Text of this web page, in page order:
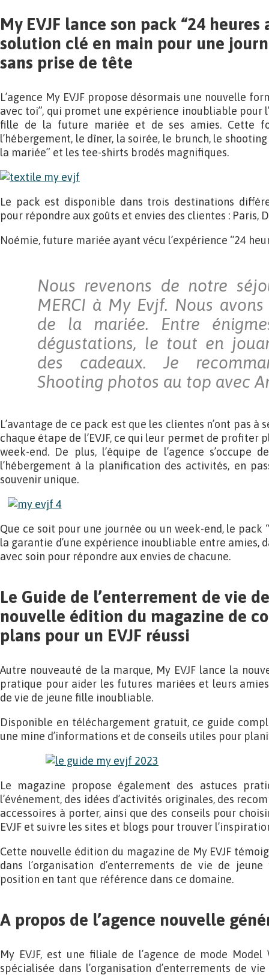
My EVJF lance son pack “24 heures
solution clé en main pour une
sans prise de tête
L’agence My EVJF propose désormais une nouvelle
avec toi”, qui promet une expérience inoubliable pour
fille de la future mariée et de ses amies. Cette
l’hébergement, le dîner, la soirée, le brunch, le
la mariée” et les tee-shirts brodés magnifiques.
Le pack est disponible dans trois destinations
pour répondre aux goûts et envies des clientes : Paris,
Noémie, future mariée ayant vécu l’expérience “24
Nous revenons de notre
MERCI à My Evjf. Nous
de la mariée. Entre
dégustations, le tout en
des cadeaux. Je
Shooting photos au top avec
L’avantage de ce pack est que les clientes n’ont pas à
chaque étape de l’EVJF, ce qui leur permet de profiter
week-end. De plus, l’équipe de l’agence s’occupe
l’hébergement à la planification des activités, en
souvenir unique.
Que ce soit pour une journée ou un week-end, le pack
la garantie d’une expérience inoubliable entre amies,
avec soin pour répondre aux envies de chacune.
Le Guide de l’enterrement de vie
nouvelle édition du magazine de
plans pour un EVJF réussi
Autre nouveauté de la marque, My EVJF lance la
pratique pour aider les futures mariées et leurs
de vie de jeune fille inoubliable.
Disponible en téléchargement gratuit, ce guide
une mine d’informations et de conseils utiles pour
Le magazine propose également des astuces
l’événement, des idées d’activités originales, des
accessoires à porter, ainsi que des conseils pour
EVJF et suivre les sites et blogs pour trouver
Cette nouvelle édition du magazine de My EVJF
dans l’organisation d’enterrements de vie de
position en tant que référence dans ce domaine.
A propos de l’agence nouvelle
My EVJF, est une filiale de l’agence de mode
spécialisée dans l’organisation d’enterrements de